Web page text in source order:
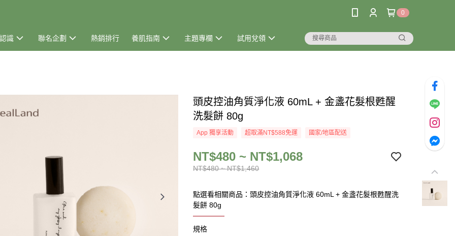
0
識 聯名企劃 熱銷排行 養肌指南 主題專欄 試用兌領
頭皮控油角質淨化液 60mL + 金盞花髮根甦醒
洗髮餅 80g
App 獨享活動 超取滿NT$588免運 國家/地區配送
NT$480 ~ NT$1,460
NT$480 ~ NT$1,068
點選看相關商品：頭皮控油角質淨化液 60mL + 金盞花髮根甦醒洗
髮餅 80g
規格